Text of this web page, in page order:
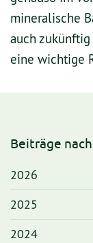
mineralische
auch
eine wichtige
Beiträge
2026
2025
2024